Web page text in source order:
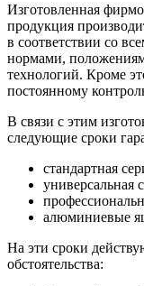
Изготовленная
продукция
в соответствии со
нормами,
технологий. Кроме
постоянному
В связи с этим
следующие сроки
стандартная
универсальная
алюминиевые
На эти сроки
обстоятельства: